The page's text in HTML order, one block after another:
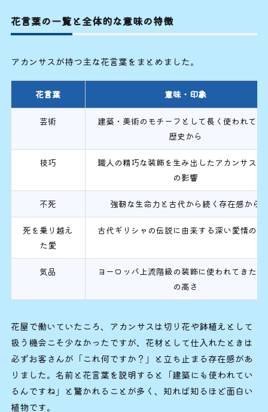
花言葉の一覧と全体的な意味の特徴
アカンサスが持つ主な花言葉をまとめました。
花言葉 意味・印象
芸術
建築・美術のモチーフとして長く使われてき
歴史から
技巧
職人の精巧な装飾を生み出したアカンサス文
の影響
不死 強靭な生命力と古代から続く存在感から
死を乗り越え
た愛
古代ギリシャの伝説に由来する深い愛情の表
気品
ヨーロッパ上流階級の装飾に使われてきた格
の高さ
花屋で働いていたころ、アカンサスは切り花や鉢植えとして
扱う機会こそ少なかったですが、花材として仕入れたときは
必ずお客さんが「これ何ですか？」と立ち止まる存在感があ
りました。名前と花言葉を説明すると「建築にも使われてい
るんですね」と驚かれることが多く、知れば知るほど面白い
植物です。